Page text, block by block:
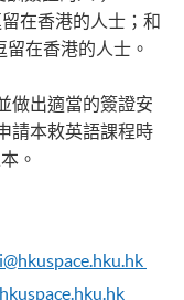
在香港的人士；和
在香港的人士。
做出適當的簽證安
請本敕英語課程時
。